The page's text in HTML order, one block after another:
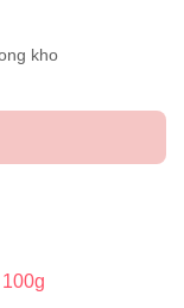
kho
100g